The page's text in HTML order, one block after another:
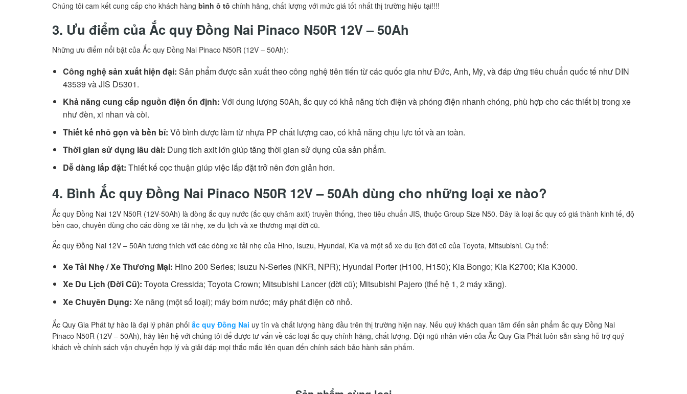
Chúng tôi cam kết cung cấp cho khách hàng bình ô tô chính hãng, chất lượng với mức giá tốt nhất thị trường hiệu tại!!!!
3. Ưu điểm của Ắc quy Đồng Nai Pinaco N50R 12V – 50Ah
Những ưu điểm nổi bật của Ắc quy Đồng Nai Pinaco N50R (12V – 50Ah):
Công nghệ sản xuất hiện đại: Sản phẩm được sản xuất theo công nghệ tiên tiến từ các quốc gia như Đức, Anh, Mỹ, và đáp ứng tiêu chuẩn quốc tế như DIN
43539 và JIS D5301.
Khả năng cung cấp nguồn điện ổn định: Với dung lượng 50Ah, ắc quy có khả năng tích điện và phóng điện nhanh chóng, phù hợp cho các thiết bị trong xe
như đèn, xi nhan và còi.
Thiết kế nhỏ gọn và bền bỉ: Vỏ bình được làm từ nhựa PP chất lượng cao, có khả năng chịu lực tốt và an toàn.
Thời gian sử dụng lâu dài: Dung tích axit lớn giúp tăng thời gian sử dụng của sản phẩm.
Dễ dàng lắp đặt: Thiết kế cọc thuận giúp việc lắp đặt trở nên đơn giản hơn.
4. Bình Ắc quy Đồng Nai Pinaco N50R 12V – 50Ah dùng cho những loại xe nào?
Ắc quy Đồng Nai 12V N50R (12V-50Ah) là dòng ắc quy nước (ắc quy châm axit) truyền thống, theo tiêu chuẩn JIS, thuộc Group Size N50. Đây là loại ắc quy có giá thành kinh tế, độ
bền cao, chuyên dùng cho các dòng xe tải nhẹ, xe du lịch và xe thương mại đời cũ.
Ắc quy Đồng Nai 12V – 50Ah tương thích với các dòng xe tải nhẹ của Hino, Isuzu, Hyundai, Kia và một số xe du lịch đời cũ của Toyota, Mitsubishi. Cụ thể:
Xe Tải Nhẹ / Xe Thương Mại: Hino 200 Series; Isuzu N-Series (NKR, NPR); Hyundai Porter (H100, H150); Kia Bongo; Kia K2700; Kia K3000.
Xe Du Lịch (Đời Cũ): Toyota Cressida; Toyota Crown; Mitsubishi Lancer (đời cũ); Mitsubishi Pajero (thế hệ 1, 2 máy xăng).
Xe Chuyên Dụng: Xe nâng (một số loại); máy bơm nước; máy phát điện cỡ nhỏ.
Ắc Quy Gia Phát tự hào là đại lý phân phối ắc quy Đồng Nai uy tín và chất lượng hàng đầu trên thị trường hiện nay. Nếu quý khách quan tâm đến sản phẩm ắc quy Đồng Nai
Pinaco N50R (12V – 50Ah), hãy liên hệ với chúng tôi để được tư vấn về các loại ắc quy chính hãng, chất lượng. Đội ngũ nhân viên của Ắc Quy Gia Phát luôn sẵn sàng hỗ trợ quý
khách về chính sách vận chuyển hợp lý và giải đáp mọi thắc mắc liên quan đến chính sách bảo hành sản phẩm.